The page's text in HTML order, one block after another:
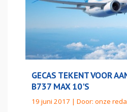
GECAS TEKENT VOOR
B737 MAX 10'S
19 juni 2017 | Door: onze